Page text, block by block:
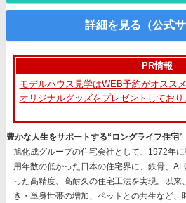
詳細を見る（公式サ
PR情報
モデルハウス見学はWEB予約がオスス
オリジナルグッズをプレゼントしており
豊かな人生をサポートする“ロングライフ住宅”
旭化成グループの住宅会社として、1972年
用年数の低かった日本の住宅界に、鉄骨、
った高精度、高耐久の住宅工法を実現。以
き・単身世帯の増加、ペットとの共生など